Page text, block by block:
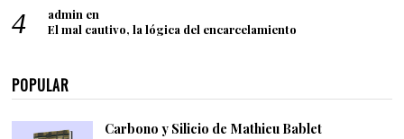
admin en
El mal cautivo, la lógica del encarcelamiento
POPULAR
Carbono y Silicio de Mathieu Bablet